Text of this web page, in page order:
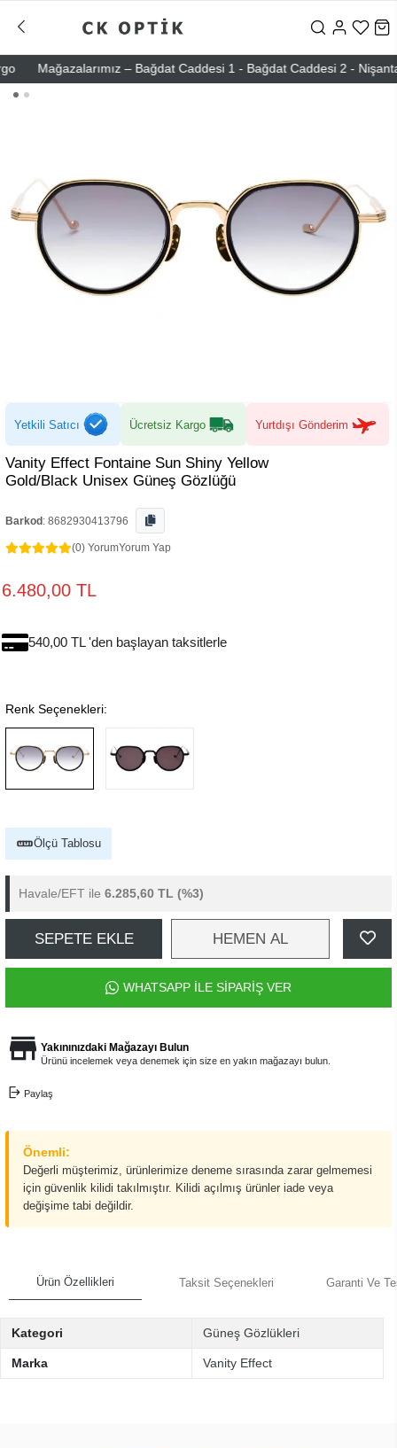
Mağazalarımız – Bağdat Caddesi 1 - Bağdat Caddesi 2 -
Yetkili Satıcı Ücretsiz Kargo Yurtdışı Gönderim
Vanity Effect Fontaine Sun Shiny Yellow
Gold/Black Unisex Güneş Gözlüğü
Barkod : 8682930413796
(0) YorumYorum Yap
6.480,00 TL
540,00 TL 'den başlayan taksitlerle
Renk Seçenekleri:
Ölçü Tablosu
Havale/EFT ile 6.285,60 TL (%3)
SEPETE EKLE HEMEN AL
WHATSAPP İLE SİPARİŞ VER
Yakınınızdaki Mağazayı Bulun
Ürünü incelemek veya denemek için size en yakın mağazayı bulun.
Paylaş
Önemli:
Değerli müşterimiz, ürünlerimize deneme sırasında zarar gelmemesi
için güvenlik kilidi takılmıştır. Kilidi açılmış ürünler iade veya
değişime tabi değildir.
Ürün Özellikleri Taksit Seçenekleri Garanti Ve
Kategori Güneş Gözlükleri
Marka Vanity Effect